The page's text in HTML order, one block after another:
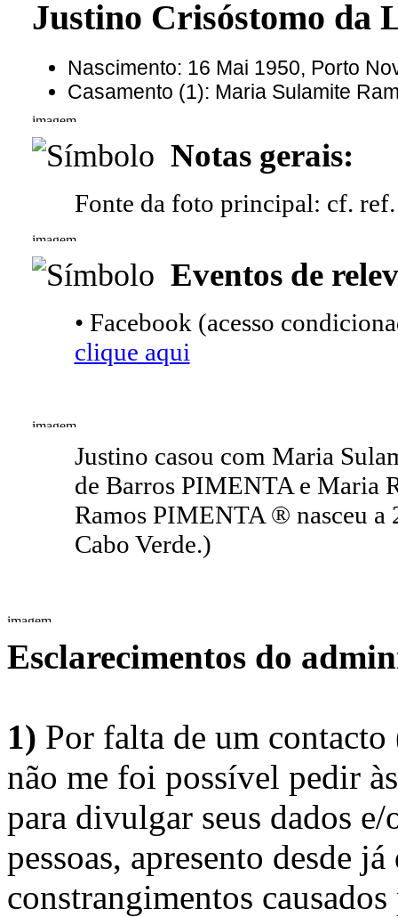
Justino Crisóstomo da
Nascimento: 16 Mai 1950, Porto
Casamento (1): Maria Sulamite
Notas gerais:
Fonte da foto principal: cf. ref.
Eventos de
• Facebook (acesso
clique aqui
Justino casou com Maria
de Barros PIMENTA e Maria
Ramos PIMENTA ® nasceu a
Cabo Verde.)
Esclarecimentos do
1) Por falta de um
não me foi possível pedir
para divulgar seus dados
pessoas, apresento desde
constrangimentos